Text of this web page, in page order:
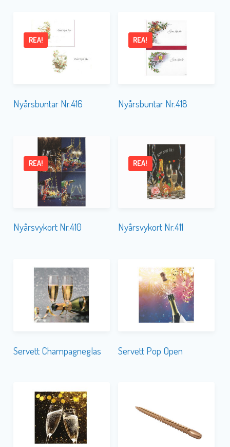
Nyårsbuntar Nr.416
REA!
Nyårsbuntar Nr.418
REA!
Nyårsvykort Nr.410
REA!
Nyårsvykort Nr.411
REA!
Servett Champagneglas Servett Pop Open